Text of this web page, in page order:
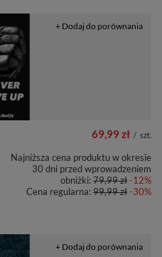
69,99 zł / szt.
Najniższa cena produktu w okresie
30 dni przed wprowadzeniem
obniżki:79,99 zł-12%
Cena regularna:99,99 zł-30%
+ Dodaj do porównania
+ Dodaj do porównania